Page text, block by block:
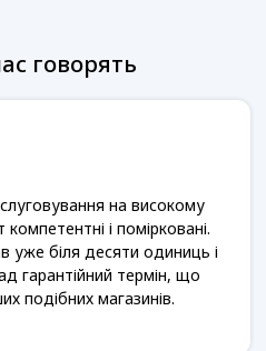
говорять
на високому
і помірковані.
уже біля десяти одиниць і
гарантійний термін, що
подібних магазинів.